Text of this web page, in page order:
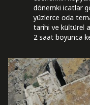
dönemki icatlar
yüzlerce oda
tarihi ve kültürel
2 saat boyunca